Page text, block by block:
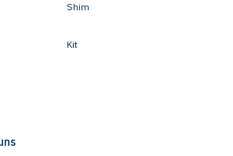
Shim
Kit